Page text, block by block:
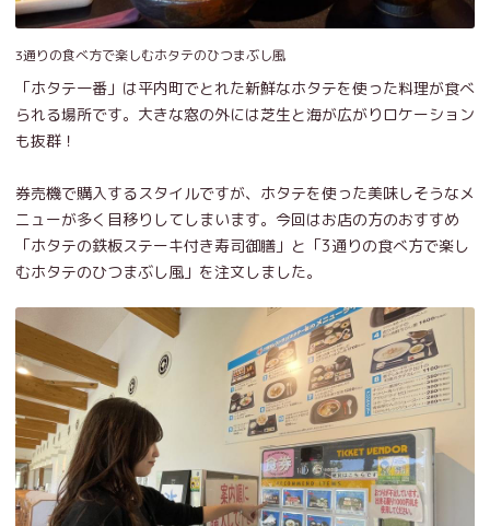
3通りの食べ方で楽しむホタテのひつまぶし風
「ホタテ一番」は平内町でとれた新鮮なホタテを使った料理が食べ
られる場所です。大きな窓の外には芝生と海が広がりロケーション
も抜群！
券売機で購入するスタイルですが、ホタテを使った美味しそうなメ
ニューが多く目移りしてしまいます。今回はお店の方のおすすめ
「ホタテの鉄板ステーキ付き寿司御膳」と「3通りの食べ方で楽し
むホタテのひつまぶし風」を注文しました。